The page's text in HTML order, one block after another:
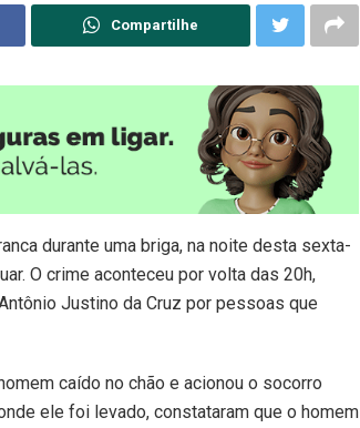
Compartilhe
durante uma briga, na noite desta sexta-
O crime aconteceu por volta das 20h,
Justino da Cruz por pessoas que
caído no chão e acionou o socorro
ele foi levado, constataram que o homem